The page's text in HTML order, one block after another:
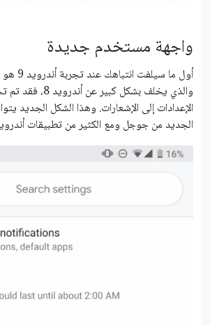
واجهة مستخدم جديدة
أول ما
والذي يخلف بشكل
الإعدادات إلى الإشعارات. وهذا الشكل الجديد
الجديد من جوجل ومع الكثير من تطبيقات